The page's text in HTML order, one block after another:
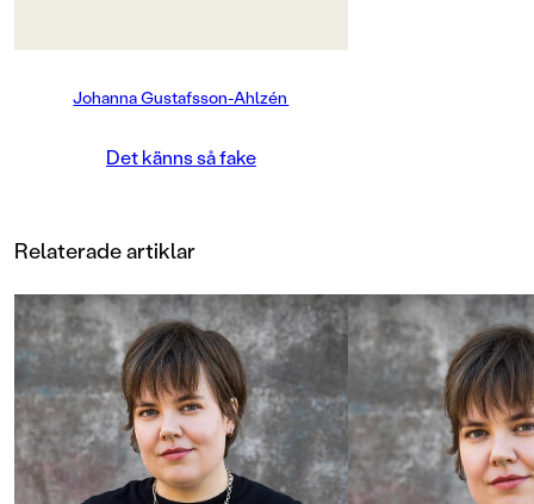
Elektras skämmigaste psykbryt
Det är krossade fönsterrutor,
som plötsligt dyker upp och en gala
med alla Sveriges mumfluencers,
FILTER-MAMI!!! Hur kul????). Hur
är en humoristisk tragedi om
samtiden, gränslösheten och den
ständiga jakten på CONTENT. Läs
den och ge den sen till en pinsam
vuxen nära dig."en av de senaste
årens mest psykologiskt intressanta
ungdomsböcker, med flera
överraskande vändningar." –
Johanna Schreiber,
Johanna Gustafsson-Ahlzén
Det känns så fake
Relaterade artiklar